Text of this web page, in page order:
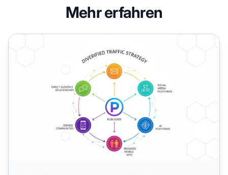
Mehr erfahren
Publisher AI-Sichtbarkeit: Schutz des Traffics im KI-